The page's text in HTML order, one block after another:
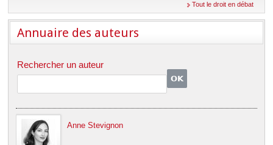
Tout le droit en débat
Annuaire des auteurs
Rechercher un auteur
Anne Stevignon